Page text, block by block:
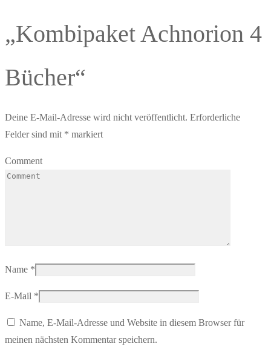
„Kombipaket Achnorion 4
Bücher“
Deine E-Mail-Adresse wird nicht veröffentlicht. Erforderliche
Felder sind mit * markiert
Comment
Name *
E-Mail *
Name, E-Mail-Adresse und Website in diesem Browser für
meinen nächsten Kommentar speichern.